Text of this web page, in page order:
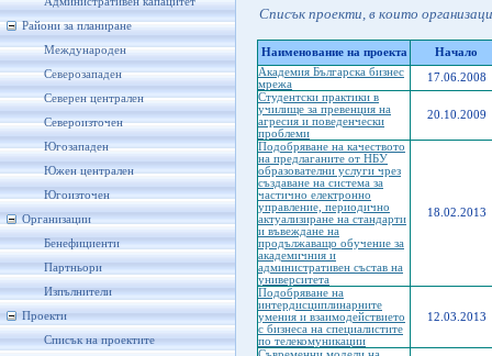
Райони за планиране
Международен
Северозападен
Северен централен
Североизточен
Югозападен
Южен централен
Югоизточен
Организации
Бенефициенти
Партньори
Изпълнители
Проекти
Списък на проектите
Списък проекти, в които
Наименование на проекта
Начало
Академия Българска бизнес
мрежа
17.06.2008
Студентски практики в
училище за превенция на
агресия и поведенчески
проблеми
20.10.2009
Подобряване на качеството
на предлаганите от НБУ
образователни услуги чрез
създаване на система за
частично електронно
управление, периодично
актуализиране на стандарти
и въвеждане на
продължаващо обучение за
академичния и
административен състав на
университета
18.02.2013
Подобряване на
интердисциплинарните
умения и взаимодействието
с бизнеса на специалистите
по телекомуникации
12.03.2013